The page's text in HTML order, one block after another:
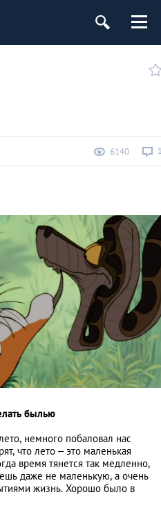
6140
былью
немного побаловал нас
что лето – это маленькая
время тянется так медленно,
даже не маленькую, а очень
жизнь. Хорошо было в